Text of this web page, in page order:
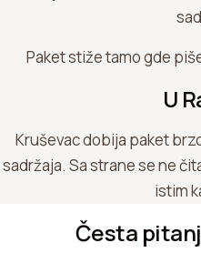
Paket stiže tamo gde
U
Kruševac dobija paket
sadržaja. Sa strane se ne
istim
Česta